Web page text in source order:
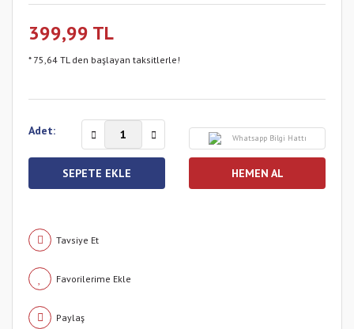
399,99 TL
* 75,64 TL den başlayan taksitlerle!
Adet:
Whatsapp Bilgi Hattı
SEPETE EKLE HEMEN AL
Tavsiye Et
Paylaş